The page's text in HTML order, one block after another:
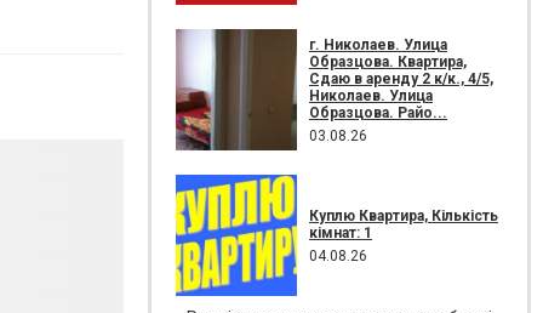
г. Николаев. Улица
Образцова. Квартира,
Сдаю в аренду 2 к/к., 4/5,
Николаев. Улица
Образцова. Райо...
03.08.26
Куплю Квартира, Кількість
кімнат: 1
04.08.26